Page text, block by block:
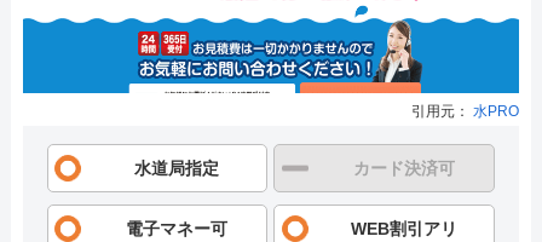
引用元： 水PRO
水道局指定 カード決済可
電子マネー可 WEB割引アリ